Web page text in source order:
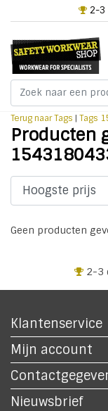
2-3
Terug naar Tags | Tags
Producten
Geen producten
2-3
Klantenservice
Mijn account
Nieuwsbrief